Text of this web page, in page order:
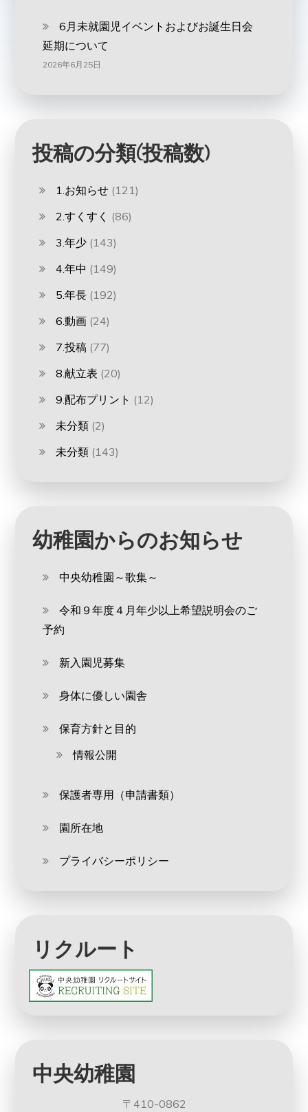
6月未就園児イベントおよびお誕生日会
延期について
2026年6月25日
投稿の分類(投稿数)
1.お知らせ (121)
2.すくすく (86)
3.年少 (143)
4.年中 (149)
5.年長 (192)
6.動画 (24)
7.投稿 (77)
8.献立表 (20)
9.配布プリント (12)
未分類 (2)
未分類 (143)
幼稚園からのお知らせ
中央幼稚園～歌集～
令和９年度４月年少以上希望説明会のご
予約
新入園児募集
身体に優しい園舎
保育方針と目的
情報公開
保護者専用（申請書類）
園所在地
プライバシーポリシー
リクルート
中央幼稚園
〒410-0862